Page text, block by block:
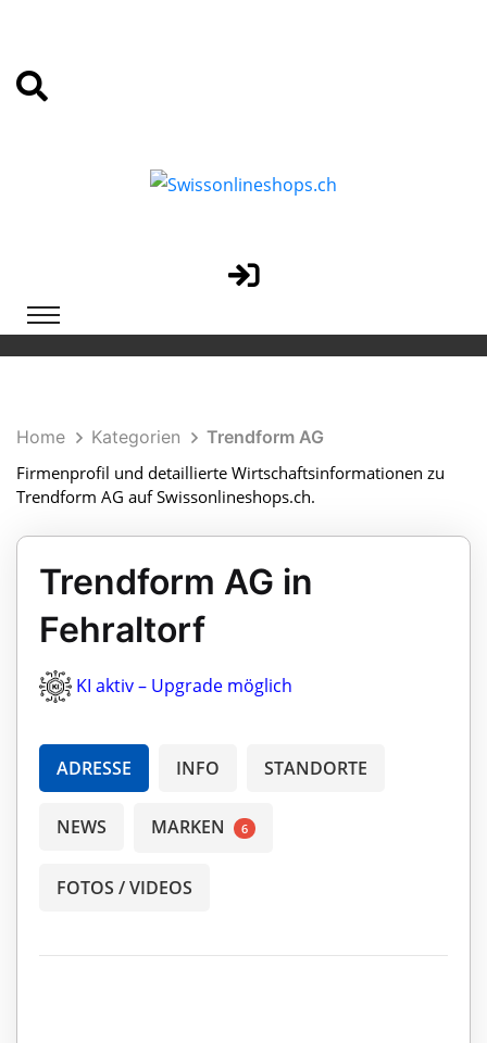
Home Kategorien
Trendform AG
Firmenprofil und detaillierte Wirtschaftsinformationen zu
Trendform AG auf Swissonlineshops.ch.
Trendform AG in
Fehraltorf
KI aktiv – Upgrade möglich
ADRESSE INFO STANDORTE
NEWS MARKEN 6
FOTOS / VIDEOS